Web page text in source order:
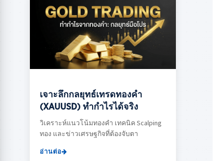
เจาะลึกกลยุทธ์เทรดทองคำ
(XAUUSD) ทำกำไรได้จริง
วิเคราะห์แนวโน้มทองคำ เทคนิค Scalping
ทอง และข่าวเศรษฐกิจที่ต้องจับตา
อ่านต่อ